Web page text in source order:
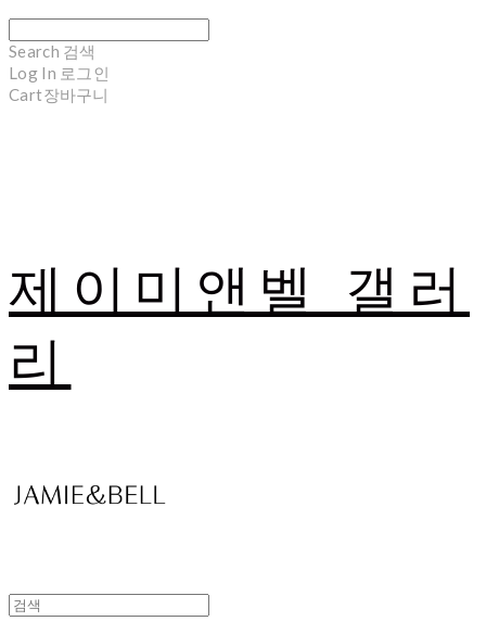
Search 검색
Log In 로그인
Cart장바구니
제이미앤벨 갤러
리